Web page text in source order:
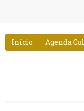
Início Agenda